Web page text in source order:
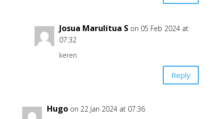
Josua Marulitua S on 05 Feb 2024 at
07:32
keren
Reply
Hugo on 22 Jan 2024 at 07:36